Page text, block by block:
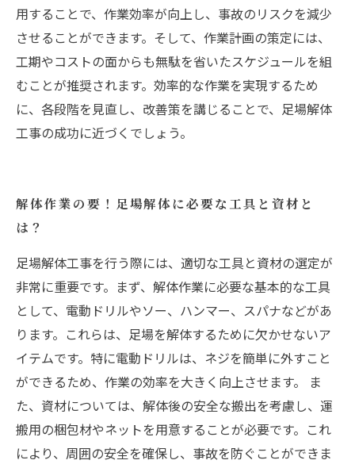
用することで、作業効率が向上し、事故のリスクを減少
させることができます。そして、作業計画の策定には、
工期やコストの面からも無駄を省いたスケジュールを組
むことが推奨されます。効率的な作業を実現するため
に、各段階を見直し、改善策を講じることで、足場解体
工事の成功に近づくでしょう。
解体作業の要！足場解体に必要な工具と資材と
は？
足場解体工事を行う際には、適切な工具と資材の選定が
非常に重要です。まず、解体作業に必要な基本的な工具
として、電動ドリルやソー、ハンマー、スパナなどがあ
ります。これらは、足場を解体するために欠かせないア
イテムです。特に電動ドリルは、ネジを簡単に外すこと
ができるため、作業の効率を大きく向上させます。 ま
た、資材については、解体後の安全な搬出を考慮し、運
搬用の梱包材やネットを用意することが必要です。これ
により、周囲の安全を確保し、事故を防ぐことができま